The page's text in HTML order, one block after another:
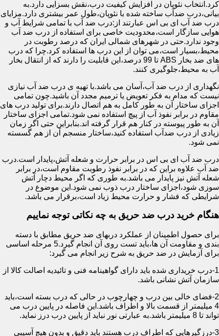
کرد.انتخاب نئوپان در افزایش کیفیت درب،نقش بسزایی دارد.به
بیانی،درب ضدآب ساخته شده با نئوپان،طول عمر بیشتری دارد.مزایای
درب ضد آب ای بی اس عبارتند از:درب ضد آب با تمامی شرایط آب و
هوایی سازگار است،محدودیت خاصی برای استفاده از درب ضد آب
وجود ندارد.حتی در شهرهای شمالی ایران که درصد رطوبت در
محیط،بسیار است،می توان از این درب ها استفاده کرد.چرا که درب
های ضد بخار ABS تا 99 درصد،این قابلیت را دارند که از انتقال بخار
آب به محیط،جلوگیری کنند.
نگهداری از درب ضد آب،آسان می باشد.با تهیه ی درب ضد آب نیازی
نیست که مدام به فکر تعویض یا ترمیم مجدد آن باشید.چون تمامی
اجزای ساختار آن به طور کامل به هم اتصال دارند.برای تولید درب های
مقاوم در برابر نفوذ آب از پیچ استفاده نمی شود.تمامی اجزای ساختار
آن به طور پیوسته در کنار هم قرار گرفته اند.بنابراین حتی اگر زمان
زیادی از درب ضدآب استفاده کنید،ساختار منسجم آن از هم گسسته
نمی شود.
درب ضد آب ای بی اس در برابر حرارت و شعله آتش،پایدار است.درب
ضد آب علاوه براین که در برابر نفوذ رطوبت مقاوم است،در برابر
شعله آتش نیز پایدار می باشد.به طوری که اگر محیط دچار آتش
سوزی شود،اجزای ساختار درب ذوب نمی شود.این موضوع در
شرایطی که فشار و حرارت محیط زیاد است،برقرار می باشد.
هنگام خرید درب ضد حریق به چه نکاتی توجه نماییم
برای حصول اطمینان از عملکرد دربهای ضد حریق مطابق با دسته
بندی و مقاومت آن ها،باید تست روی آن انجام گیرد.5 مرحله اساسی
برای آزمایش در ضد حریق به شرح زیر انجام می گیرد:
1-درب خریداری شده باید دارای گواهینامه فنی و تائیدیه اصالت کالا از
سازمان آتش نشانی باشد.
2-فضای خالی بین درب و چهارچوب در حالی که درب بسته است،باید
4 میلیمتر از قسمت بالا و اطراف باشد.این فاصله در پایین درب می
تواند تا 8 میلیمتر باشد.به عبارتی نور نباید از پایین درب درز نماید.
3-درزگیرهایی که اطراف درب هستند باید دقیق و بدون هیچ آسیبی